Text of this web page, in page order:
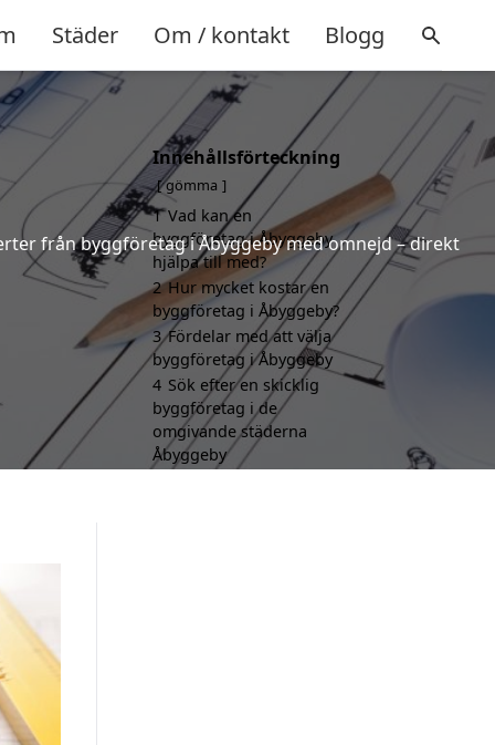
Städer Om / kontakt Blogg
från byggföretag i Åbyggeby med omnejd – direkt
Innehållsförteckning
gömma
1 Vad kan en
byggföretag i Åbyggeby
hjälpa till med?
2 Hur mycket kostar en
byggföretag i Åbyggeby?
3 Fördelar med att välja
byggföretag i Åbyggeby
4 Sök efter en skicklig
byggföretag i de
omgivande städerna
Åbyggeby